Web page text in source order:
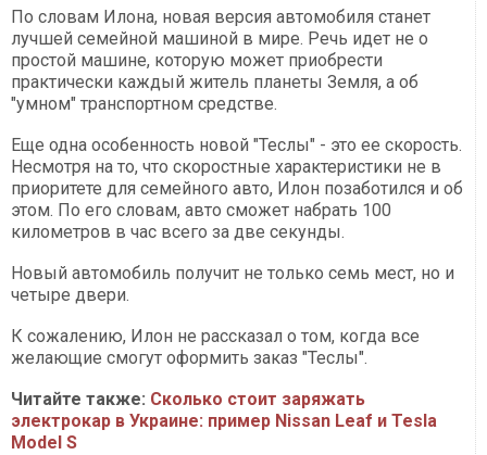
По словам Илона, новая версия автомобиля станет
лучшей семейной машиной в мире. Речь идет не о
простой машине, которую может приобрести
практически каждый житель планеты Земля, а об
"умном" транспортном средстве.
Еще одна особенность новой "Теслы" - это ее скорость.
Несмотря на то, что скоростные характеристики не в
приоритете для семейного авто, Илон позаботился и об
этом. По его словам, авто сможет набрать 100
километров в час всего за две секунды.
Новый автомобиль получит не только семь мест, но и
четыре двери.
К сожалению, Илон не рассказал о том, когда все
желающие смогут оформить заказ "Теслы".
Читайте также: Сколько стоит заряжать
электрокар в Украине: пример Nissan Leaf и Tesla
Model S